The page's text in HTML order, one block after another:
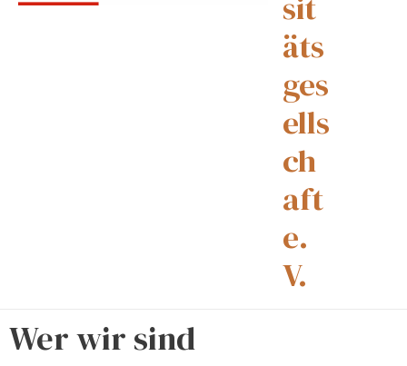
äts
ges
ells
ch
aft
e.
V.
Wer wir sind